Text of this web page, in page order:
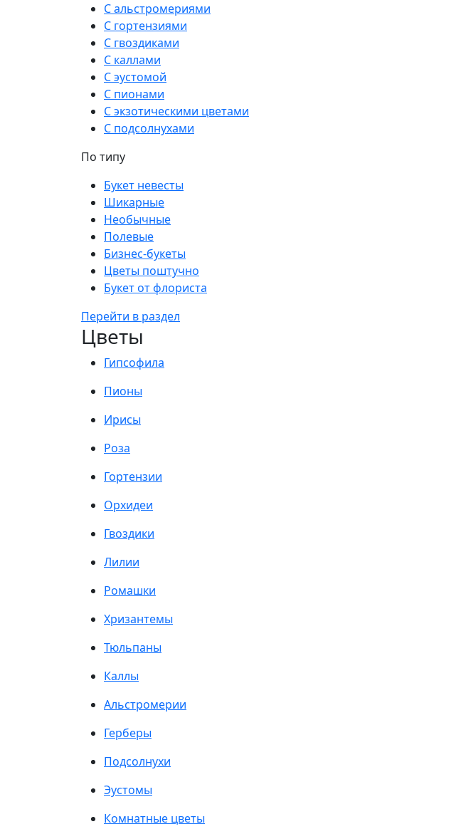
С альстромериями
С гортензиями
С гвоздиками
С каллами
С эустомой
С пионами
С экзотическими цветами
С подсолнухами
По типу
Букет невесты
Шикарные
Необычные
Полевые
Бизнес-букеты
Цветы поштучно
Букет от флориста
Перейти в раздел
Цветы
Гипсофила
Пионы
Ирисы
Роза
Гортензии
Орхидеи
Гвоздики
Лилии
Ромашки
Хризантемы
Тюльпаны
Каллы
Альстромерии
Герберы
Подсолнухи
Эустомы
Комнатные цветы